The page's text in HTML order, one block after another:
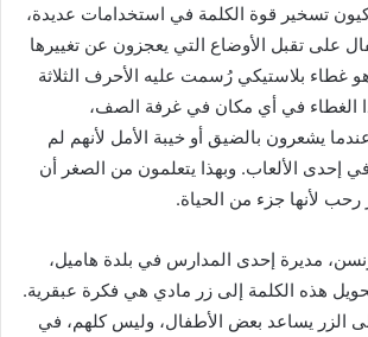
تسخير قوة الكلمة في استخدامات عديدة،
على تقبل الأوضاع التي يعجزون عن تغييرها
غطاء بلاستيكي رُسمت عليه الأحرف الثلاثة
الغطاء في أي مكان في غرفة الصف،
يشعرون بالضيق أو خيبة الأمل لأنهم لم
إحدى الألعاب. وبهذا يتعلمون من الصغر أن
رحب لأنها جزء من الحياة.
مديرة إحدى المدارس في بلدة هاميل،
هذه الكلمة إلى زر مادي هي فكرة عبقرية.
الزر يساعد بعض الأطفال، وليس كلهم، في